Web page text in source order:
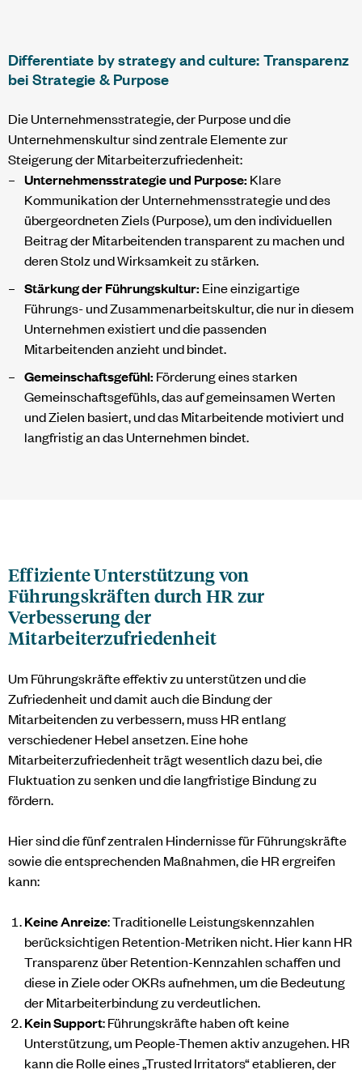
Differentiate by strategy and culture: Transparenz
bei Strategie & Purpose
Die Unternehmensstrategie, der Purpose und die
Unternehmenskultur sind zentrale Elemente zur
Steigerung der Mitarbeiterzufriedenheit:
Unternehmensstrategie und Purpose: Klare
Kommunikation der Unternehmensstrategie und des
übergeordneten Ziels (Purpose), um den individuellen
Beitrag der Mitarbeitenden transparent zu machen und
deren Stolz und Wirksamkeit zu stärken.
Stärkung der Führungskultur: Eine einzigartige
Führungs- und Zusammenarbeitskultur, die nur in diesem
Unternehmen existiert und die passenden
Mitarbeitenden anzieht und bindet.
Gemeinschaftsgefühl: Förderung eines starken
Gemeinschaftsgefühls, das auf gemeinsamen Werten
und Zielen basiert, und das Mitarbeitende motiviert und
langfristig an das Unternehmen bindet.
Effiziente Unterstützung von
Führungskräften durch HR zur
Verbesserung der
Mitarbeiterzufriedenheit
Um Führungskräfte effektiv zu unterstützen und die
Zufriedenheit und damit auch die Bindung der
Mitarbeitenden zu verbessern, muss HR entlang
verschiedener Hebel ansetzen. Eine hohe
Mitarbeiterzufriedenheit trägt wesentlich dazu bei, die
Fluktuation zu senken und die langfristige Bindung zu
fördern.
Hier sind die fünf zentralen Hindernisse für Führungskräfte
sowie die entsprechenden Maßnahmen, die HR ergreifen
kann:
Keine Anreize: Traditionelle Leistungskennzahlen
berücksichtigen Retention-Metriken nicht. Hier kann HR
Transparenz über Retention-Kennzahlen schaffen und
diese in Ziele oder OKRs aufnehmen, um die Bedeutung
der Mitarbeiterbindung zu verdeutlichen.
Kein Support: Führungskräfte haben oft keine
Unterstützung, um People-Themen aktiv anzugehen. HR
kann die Rolle eines „Trusted Irritators“ etablieren, der